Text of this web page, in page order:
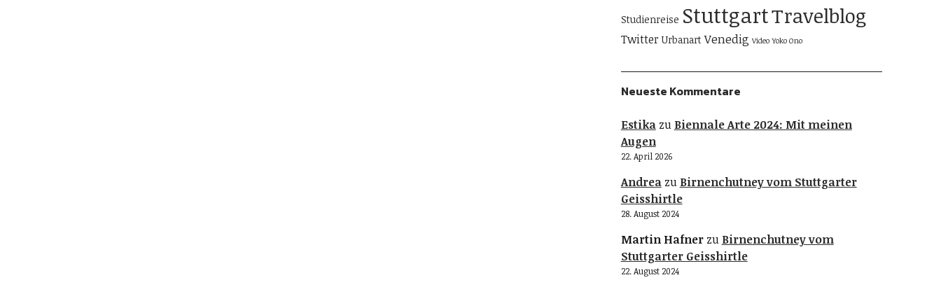
Studienreise StuttgartTravelblog
Twitter Urbanart Venedig Video Yoko Ono
Neueste Kommentare
Estikazu Biennale Arte 2024: Mit meinen
Augen
22. April 2026
Andreazu Birnenchutney vom Stuttgarter
Geisshirtle
28. August 2024
Martin Hafnerzu Birnenchutney vom
Stuttgarter Geisshirtle
22. August 2024